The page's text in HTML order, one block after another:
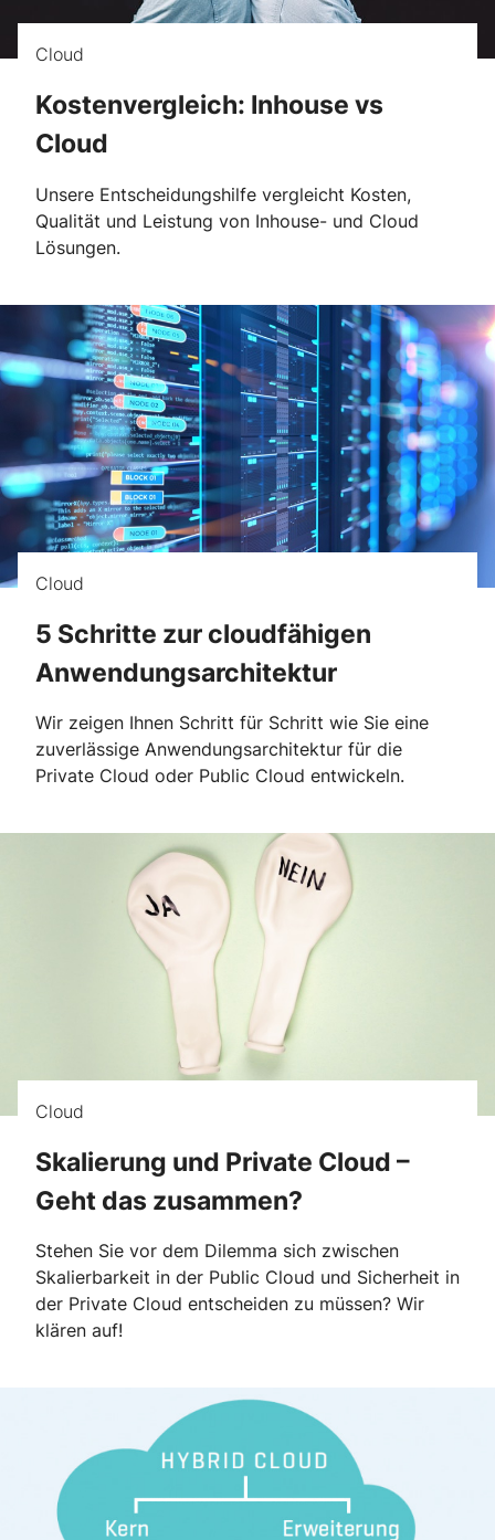
Cloud
Kostenvergleich: Inhouse vs
Cloud
Unsere Entscheidungshilfe vergleicht Kosten,
Qualität und Leistung von Inhouse- und Cloud
Lösungen.
Cloud
5 Schritte zur cloudfähigen
Anwendungsarchitektur
Wir zeigen Ihnen Schritt für Schritt wie Sie eine
zuverlässige Anwendungsarchitektur für die
Private Cloud oder Public Cloud entwickeln.
Cloud
Skalierung und Private Cloud –
Geht das zusammen?
Stehen Sie vor dem Dilemma sich zwischen
Skalierbarkeit in der Public Cloud und Sicherheit in
der Private Cloud entscheiden zu müssen? Wir
klären auf!